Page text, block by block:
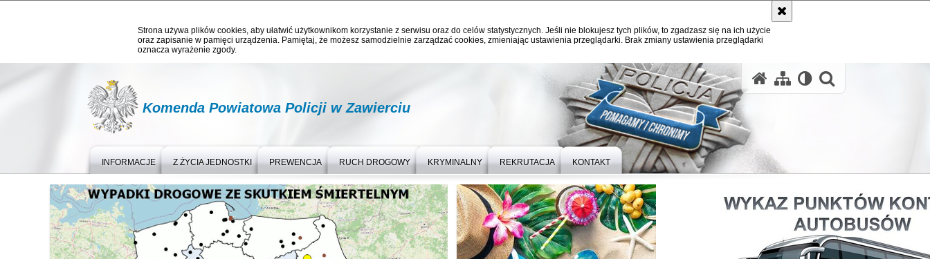
Strona używa plików cookies, aby ułatwić użytkownikom korzystanie z serwisu oraz do celów statystycznych. Jeśli nie blokujesz tych plików, to zgadzasz się na ich użycie
oraz zapisanie w pamięci urządzenia. Pamiętaj, że możesz samodzielnie zarządzać cookies, zmieniając ustawienia przeglądarki. Brak zmiany ustawienia przeglądarki
oznacza wyrażenie zgody.
Komenda Powiatowa Policji w Zawierciu
INFORMACJE Z ŻYCIA JEDNOSTKI PREWENCJA RUCH DROGOWY KRYMINALNY REKRUTACJA KONTAKT
Ważne informacje